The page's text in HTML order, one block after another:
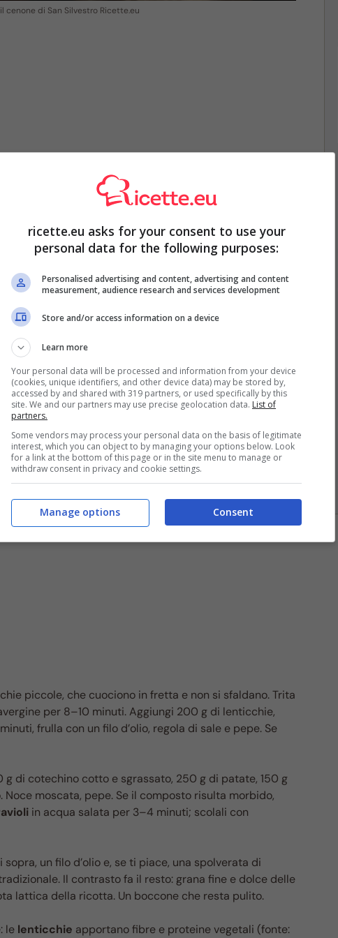
di San Silvestro Ricette.eu
IGP(fonte: Consorzio Zampone e Cotechino Modena
bilanciati, consistenza umida ma non molle.
schiacciate,
Parmigiano
Sale solo dopo l’assaggio: il cotechino è già
perfetti per Natale
g di farina per 1 uovo. Per 4 persone bastano 200 g di
unasfogliasottile. Sistema piccole noci di ripieno
è la nemica dei ravioli.
solito burro e salvia, i ravioli scendono sul piatto
Pensa a una crema morbida, dal gusto terroso, capace
che parla la lingua della festa e tiene il ritmo del
piccole, che cuociono in fretta e non si sfaldano. Trita
per 8–10 minuti. Aggiungi 200 g di lenticchie,
frulla con un filo d’olio, regola di sale e pepe. Se
di cotechino cotto e sgrassato, 250 g di patate, 150 g
moscata, pepe. Se il composto risulta morbido,
in acqua salata per 3–4 minuti; scolali con
un filo d’olio e, se ti piace, una spolverata di
Il contrasto fa il resto: grana fine e dolce delle
lattica della ricotta. Un boccone che resta pulito.
le lenticchie apportano fibre e proteine vegetali (fonte:
ricette.eu asks for your consent to use your
personal data for the following purposes:
Personalised advertising and content, advertising and content
measurement, audience research and services development
Store and/or access information on a device
Learn more
Your personal data will be processed and information from your device
(cookies, unique identifiers, and other device data) may be stored by,
accessed by and shared with 319 partners, or used specifically by this
site. We and our partners may use precise geolocation data. List of
partners.
Some vendors may process your personal data on the basis of legitimate
interest, which you can object to by managing your options below. Look
for a link at the bottom of this page or in the site menu to manage or
withdraw consent in privacy and cookie settings.
Consent
Manage options